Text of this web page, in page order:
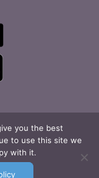
you the best
to use this site we
with it.